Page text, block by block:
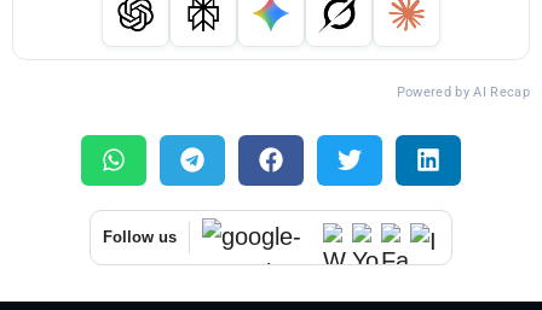
Powered by AI Recap
Follow us